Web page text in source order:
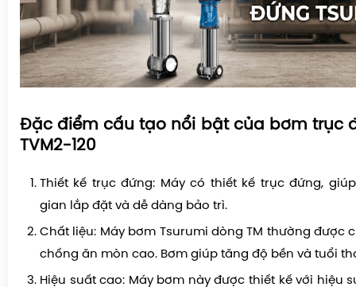
Đặc điểm cấu tạo nổi bật của bơm trục
TVM2-120
Thiết kế trục đứng: Máy có thiết kế trục đứng,
gian lắp đặt và dễ dàng bảo trì.
Chất liệu: Máy bơm Tsurumi dòng TM thường được
chống ăn mòn cao. Bơm giúp tăng độ bền và tuổi
Hiệu suất cao: Máy bơm này được thiết kế với hiệu